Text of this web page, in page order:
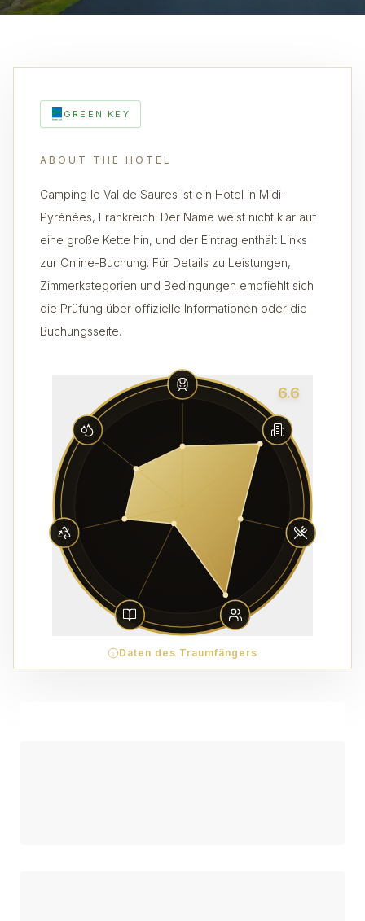
GREEN KEY
ABOUT THE HOTEL
Camping le Val de Saures ist ein Hotel in Midi-
Pyrénées, Frankreich. Der Name weist nicht klar auf
eine große Kette hin, und der Eintrag enthält Links
zur Online-Buchung. Für Details zu Leistungen,
Zimmerkategorien und Bedingungen empfiehlt sich
die Prüfung über offizielle Informationen oder die
Buchungsseite.
6.6
Daten des Traumfängers